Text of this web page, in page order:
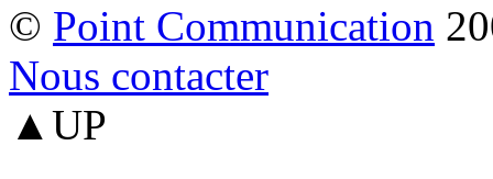
© Point Communication
Nous contacter
▲UP